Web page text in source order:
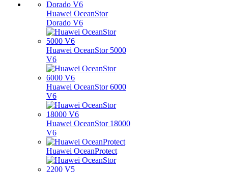
Huawei OceanStor
Dorado V6
Huawei OceanStor 5000
V6
Huawei OceanStor 6000
V6
Huawei OceanStor 18000
V6
Huawei OceanProtect